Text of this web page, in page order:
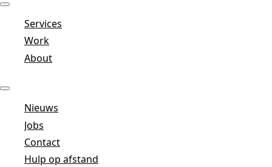
Services
Work
About
Nieuws
Jobs
Contact
Hulp op afstand